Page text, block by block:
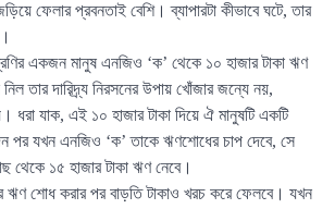
ফেলার প্রবনতাই বেশি। ব্যাপারটা কীভাবে ঘটে, তার
একজন মানুষ এনজিও ‘ক’ থেকে ১০ হাজার টাকা ঋণ
তার দারিদ্র্য নিরসনের উপায় খোঁজার জন্যে নয়,
যাক, এই ১০ হাজার টাকা দিয়ে ঐ মানুষটি একটি
পর যখন এনজিও ‘ক’ তাকে ঋণশোধের চাপ দেবে, সে
থেকে ১৫ হাজার টাকা ঋণ নেবে।
ঋণ শোধ করার পর বাড়তি টাকাও খরচ করে ফেলবে। যখন